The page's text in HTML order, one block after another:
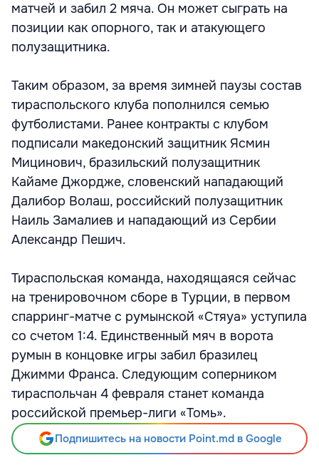
матчей и забил 2 мяча. Он может сыграть на
позиции как опорного, так и атакующего
полузащитника.
Таким образом, за время зимней паузы состав
тираспольского клуба пополнился семью
футболистами. Ранее контракты с клубом
подписали македонский защитник Ясмин
Мицинович, бразильский полузащитник
Кайаме Джордже, словенский нападающий
Далибор Волаш, российский полузащитник
Наиль Замалиев и нападающий из Сербии
Александр Пешич.
Тираспольская команда, находящаяся сейчас
на тренировочном сборе в Турции, в первом
спарринг-матче с румынской «Стяуа» уступила
со счетом 1:4. Единственный мяч в ворота
румын в концовке игры забил бразилец
Джимми Франса. Следующим соперником
тираспольчан 4 февраля станет команда
российской премьер-лиги «Томь».
Подпишитесь на новости Point.md в Google